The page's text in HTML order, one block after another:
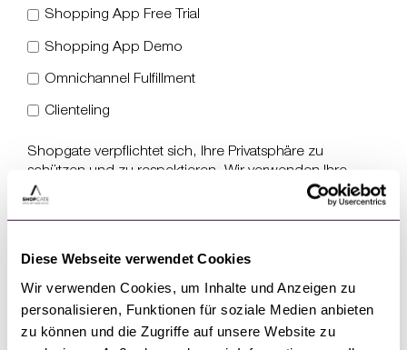
Diese Webseite verwendet Cookies
Wir verwenden Cookies, um Inhalte und Anzeigen zu
personalisieren, Funktionen für soziale Medien anbieten
zu können und die Zugriffe auf unsere Website zu
Shopping App Free Trial
Shopping App Demo
Omnichannel Fulfillment
Clienteling
Shopgate verpflichtet sich, Ihre Privatsphäre zu
schützen und zu respektieren. Wir verwenden Ihre
persönlichen Daten nur zur Verwaltung Ihres Kontos
und zur Bereitstellung der von Ihnen angeforderten
Dienstleistungen sowie andere Inhalte, die für Sie von
Interesse sein könnten, informieren. Wenn Sie damit
einverstanden sind, dass wir Sie zu diesem Zweck
kontaktieren, geben Sie bitte unten an, wie Sie von uns
kontaktiert werden möchten: